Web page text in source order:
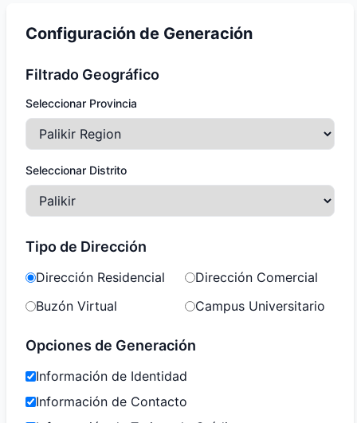
Configuración de Generación
Filtrado Geográfico
Seleccionar Provincia
Seleccionar Distrito
Tipo de Dirección
Dirección Residencial
Dirección Comercial
Buzón Virtual
Campus Universitario
Opciones de Generación
Información de Identidad
Información de Contacto